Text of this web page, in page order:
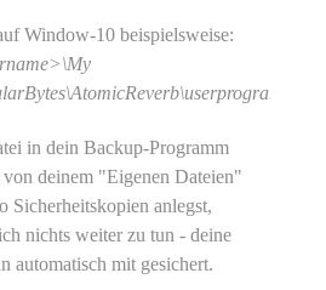
Window-10 beispielsweise:
in dein Backup-Programm
deinem "Eigenen Dateien"
Sicherheitskopien anlegst,
nichts weiter zu tun - deine
automatisch mit gesichert.